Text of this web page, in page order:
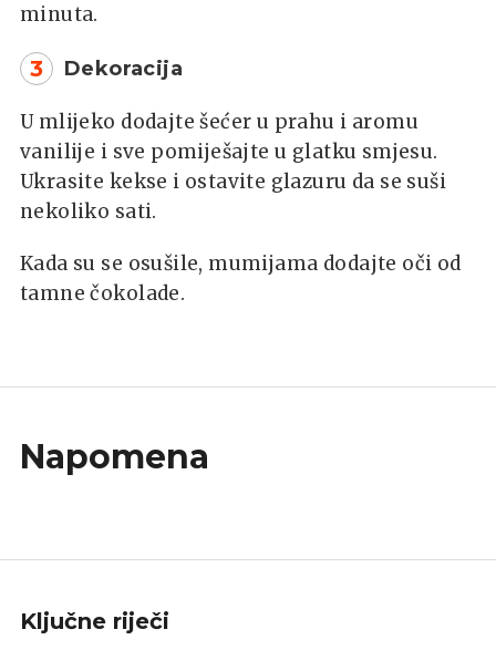
minuta.
3 Dekoracija
U mlijeko dodajte šećer u prahu i aromu
vanilije i sve pomiješajte u glatku smjesu.
Ukrasite kekse i ostavite glazuru da se suši
nekoliko sati.
Kada su se osušile, mumijama dodajte oči od
tamne čokolade.
Napomena
Ključne riječi